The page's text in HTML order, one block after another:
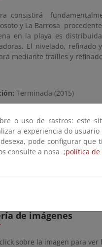
consistirá
y La Barrosa
en la playa es
El nivelado,
mediante traílles y
Terminada (2015)
: 670.800,00 €
.376,87 m E, 4
de imágenes
sobre la imagen para
o uso de rastros: este
a experiencia do
pode configurar
consulte a nosa ;política de